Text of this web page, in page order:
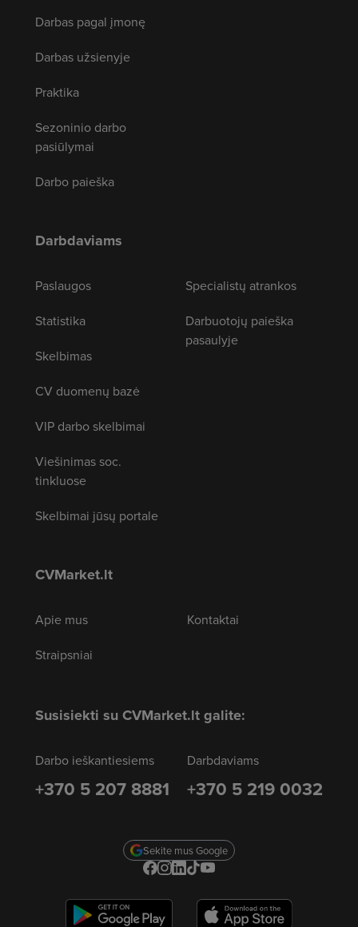
Darbas pagal įmonę
Darbas užsienyje
Praktika
Sezoninio darbo
pasiūlymai
Darbo paieška
Darbdaviams
Paslaugos
Statistika
Skelbimas
CV duomenų bazė
VIP darbo skelbimai
Viešinimas soc.
tinkluose
Skelbimai jūsų portale
Specialistų atrankos
Darbuotojų paieška
pasaulyje
CVMarket.lt
Apie mus
Straipsniai
Kontaktai
Susisiekti su CVMarket.lt galite:
Darbo ieškantiesiems
+370 5 207 8881
Darbdaviams
+370 5 219 0032
Sekite mus Google